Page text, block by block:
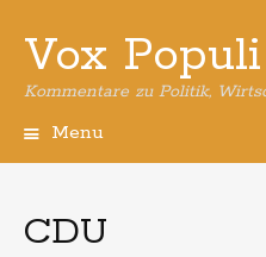
Vox Populi
Kommentare zu Politik,
Menu
CDU